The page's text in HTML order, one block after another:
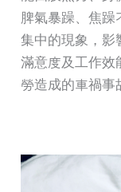
脾氣暴躁、焦躁
集中的現象，影
滿意度及工作效
勞造成的車禍事